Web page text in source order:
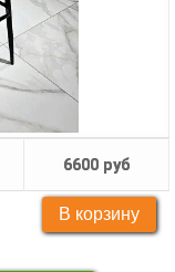
6600 руб